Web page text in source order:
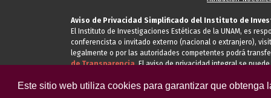
Este sitio web utiliza cookies para garantizar que
Aviso de Privacidad Simplificado del Instituto de
El Instituto de Investigaciones Estéticas de la UNAM, es
conferencista o invitado externo (nacional o extranjero),
legalmente o por las autoridades competentes podrá
de Transparencia.El aviso de privacidad integral se